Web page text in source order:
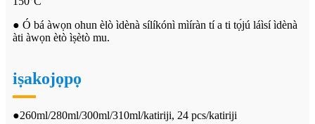
● Ó bá àwọn ohun èlò ìdènà sílíkónì mìíràn tí a ti tọ́jú láìsí ìdènà
àti àwọn ètò ìṣètò mu.
iṣakojọpọ
●260ml/280ml/300ml/310ml/katiriji, 24 pcs/katiriji